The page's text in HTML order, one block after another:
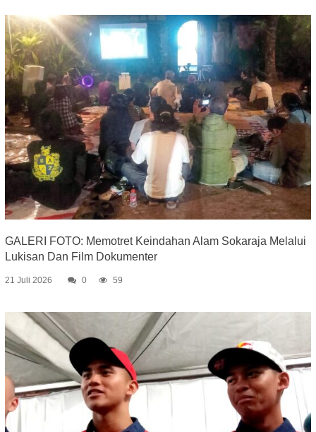
GALERI FOTO: Memotret Keindahan Alam Sokaraja Melalui
Lukisan Dan Film Dokumenter
21 Juli 2026 0 59